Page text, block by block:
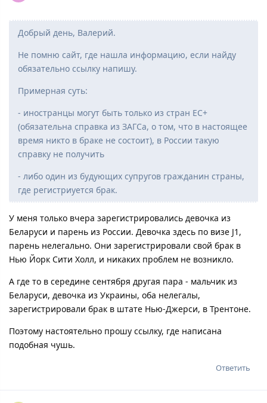
Добрый день, Валерий.
Не помню сайт, где нашла информацию, если найду
обязательно ссылку напишу.
Примерная суть:
- иностранцы могут быть только из стран ЕС+
(обязательна справка из ЗАГСа, о том, что в настоящее
время никто в браке не состоит), в России такую
справку не получить
- либо один из будующих супругов гражданин страны,
где регистриуется брак.
У меня только вчера зарегистрировались девочка из
Беларуси и парень из России. Девочка здесь по визе J1,
парень нелегально. Они зарегистрировали свой брак в
Нью Йорк Сити Холл, и никаких проблем не возникло.
А где то в середине сентября другая пара - мальчик из
Беларуси, девочка из Украины, оба нелегалы,
зарегистрировали брак в штате Нью-Джерси, в Трентоне.
Поэтому настоятельно прошу ссылку, где написана
подобная чушь.
Ответить